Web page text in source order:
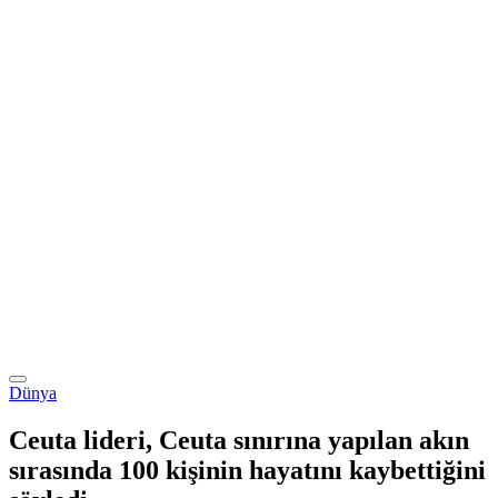
Dünya
Ceuta lideri, Ceuta sınırına yapılan akın
sırasında 100 kişinin hayatını kaybettiğini